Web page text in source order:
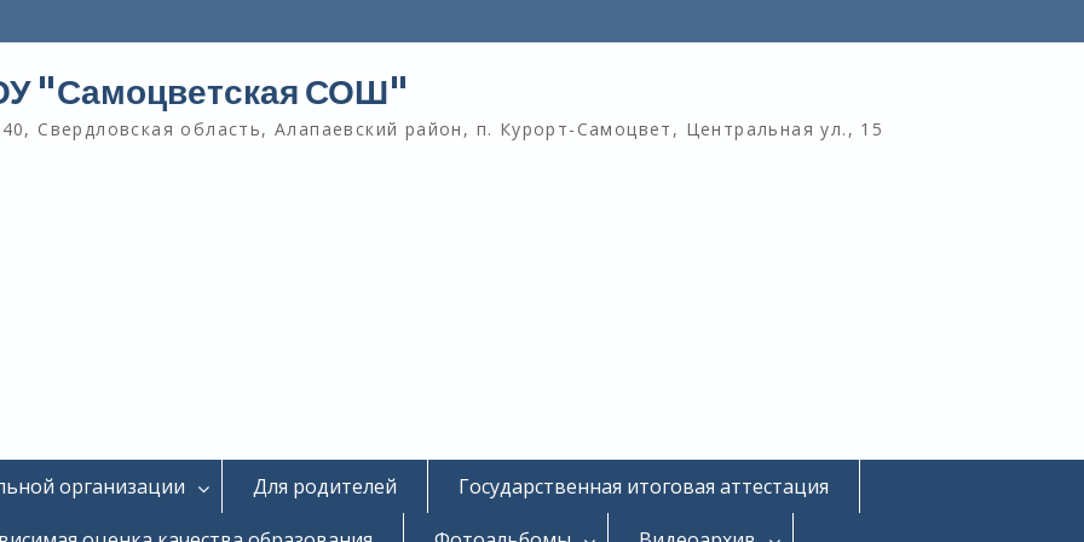
"Самоцветская СОШ"
Свердловская область, Алапаевский район, п. Курорт-Самоцвет, Центральная ул., 15
организации Для родителей
Государственная итоговая аттестация